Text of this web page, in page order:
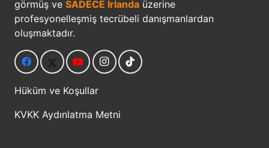
görmüş ve SADECE İrlanda üzerine
profesyonelleşmiş tecrübeli danışmanlardan
oluşmaktadır.
Hüküm ve Koşullar
KVKK Aydınlatma Metni